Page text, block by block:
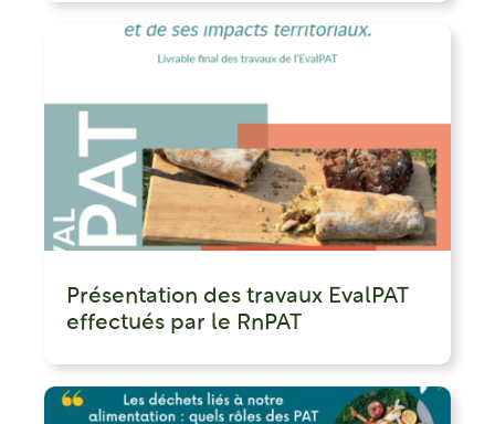
Présentation des travaux EvalPAT
effectués par le RnPAT